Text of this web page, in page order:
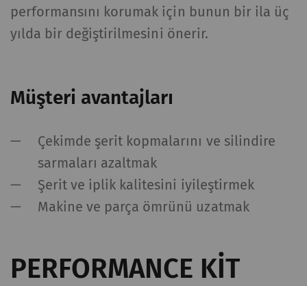
performansını korumak için bunun bir ila üç
yılda bir değiştirilmesini önerir.
Müşteri avantajları
Çekimde şerit kopmalarını ve silindire
sarmaları azaltmak
Şerit ve iplik kalitesini iyileştirmek
Makine ve parça ömrünü uzatmak
PERFORMANCE KIT